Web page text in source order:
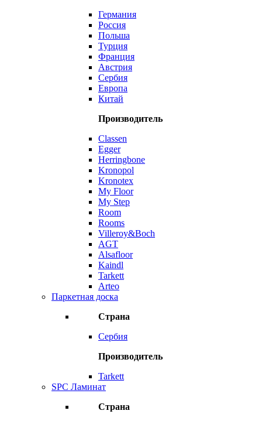
Германия
Россия
Польша
Турция
Франция
Австрия
Сербия
Европа
Китай
Производитель
Classen
Egger
Herringbone
Kronopol
Kronotex
My Floor
My Step
Room
Rooms
Villeroy&Boch
AGT
Alsafloor
Kaindl
Tarkett
Arteo
Паркетная доска
Страна
Сербия
Производитель
Tarkett
SPC Ламинат
Страна